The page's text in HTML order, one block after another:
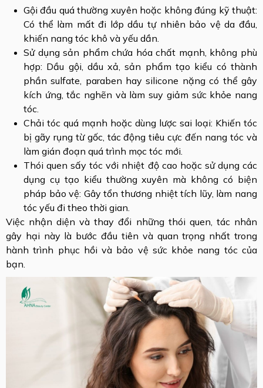
Gội đầu quá thường xuyên hoặc không đúng kỹ thuật:
Có thể làm mất đi lớp dầu tự nhiên bảo vệ da đầu,
khiến nang tóc khô và yếu dần.
Sử dụng sản phẩm chứa hóa chất mạnh, không phù
hợp: Dầu gội, dầu xả, sản phẩm tạo kiểu có thành
phần sulfate, paraben hay silicone nặng có thể gây
kích ứng, tắc nghẽn và làm suy giảm sức khỏe nang
tóc.
Chải tóc quá mạnh hoặc dùng lược sai loại: Khiến tóc
bị gãy rụng từ gốc, tác động tiêu cực đến nang tóc và
làm gián đoạn quá trình mọc tóc mới.
Thói quen sấy tóc với nhiệt độ cao hoặc sử dụng các
dụng cụ tạo kiểu thường xuyên mà không có biện
pháp bảo vệ: Gây tổn thương nhiệt tích lũy, làm nang
tóc yếu đi theo thời gian.
Việc nhận diện và thay đổi những thói quen, tác nhân
gây hại này là bước đầu tiên và quan trọng nhất trong
hành trình phục hồi và bảo vệ sức khỏe nang tóc của
bạn.